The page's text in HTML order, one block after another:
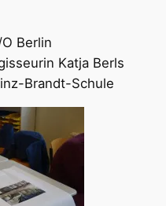
Berlin
Katja Berls
Brandt-Schule